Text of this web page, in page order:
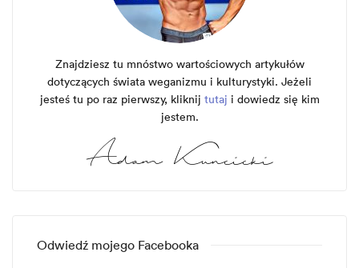
Znajdziesz tu mnóstwo wartościowych artykułów
dotyczących świata weganizmu i kulturystyki. Jeżeli
jesteś tu po raz pierwszy, kliknij tutaj i dowiedz się kim
jestem.
Odwiedź mojego Facebooka